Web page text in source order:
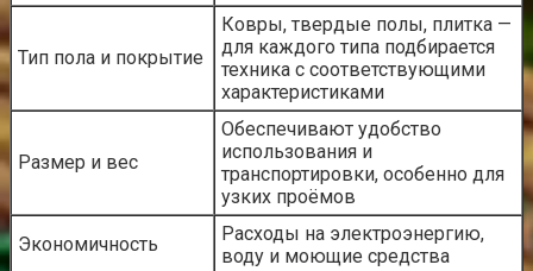
Тип пола и покрытие
Ковры, твердые полы, плитка —
для каждого типа подбирается
техника с соответствующими
характеристиками
Размер и вес
Обеспечивают удобство
использования и
транспортировки, особенно для
узких проёмов
Экономичность
Расходы на электроэнергию,
воду и моющие средства